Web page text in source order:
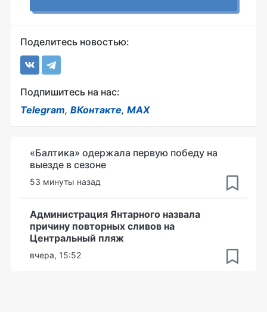
Поделитесь новостью:
Подпишитесь на нас:
Telegram, ВКонтакте, MAX
«Балтика» одержала первую победу на
выезде в сезоне
53 минуты назад
Администрация Янтарного назвала
причину повторных сливов на
Центральный пляж
вчера, 15:52